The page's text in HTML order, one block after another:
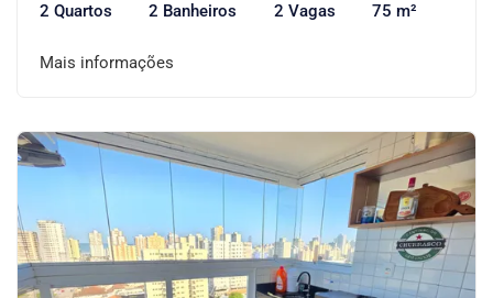
2 Quartos 2 Banheiros 2 Vagas 75 m²
Mais informações